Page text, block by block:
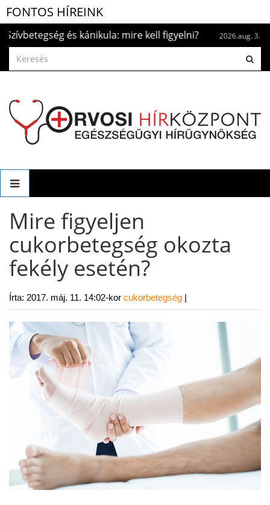
FONTOS HÍREINK
és kánikula: mire kell figyelni? 2026.aug. 3.
Mire figyeljen
cukorbetegség okozta
fekély esetén?
Írta: 2017. máj. 11. 14:02-kor cukorbetegség |